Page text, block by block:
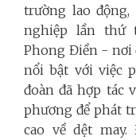
trường lao động,
nghiệp lần thứ
Phong Điền - nơi
nổi bật với việc
đoàn đã hợp tác
phương để phát
cao về dệt